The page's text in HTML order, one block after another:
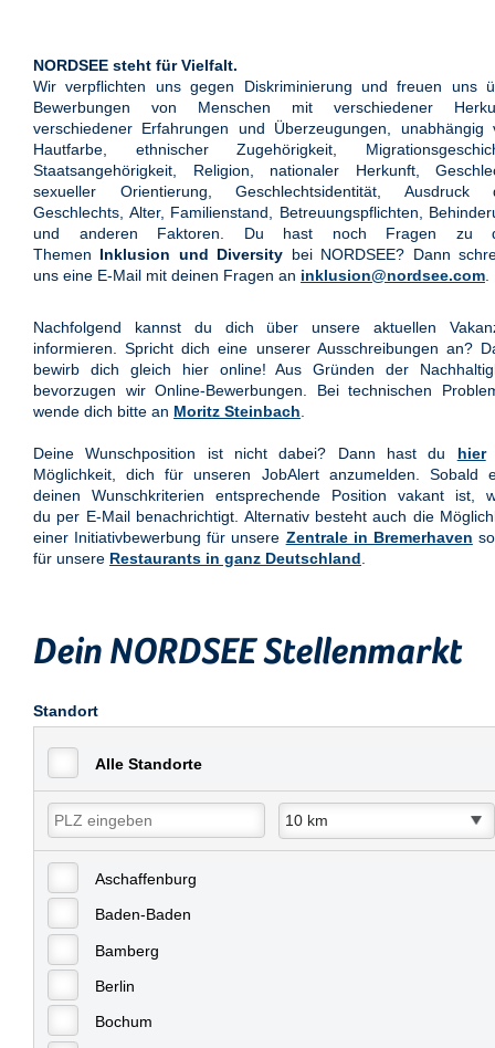
NORDSEE steht für Vielfalt.
Wir verpflichten uns gegen Diskriminierung und freuen uns
Bewerbungen von Menschen mit verschiedener
verschiedener Erfahrungen und Überzeugungen, unabhängig
Hautfarbe, ethnischer Zugehörigkeit,
Staatsangehörigkeit, Religion, nationaler Herkunft,
sexueller Orientierung, Geschlechtsidentität, Ausdruck
Geschlechts, Alter, Familienstand, Betreuungspflichten,
und anderen Faktoren. Du hast noch Fragen zu
Themen Inklusion und Diversity bei NORDSEE? Dann
uns eine E-Mail mit deinen Fragen an inklusion@nordsee.com
Nachfolgend kannst du dich über unsere aktuellen
informieren. Spricht dich eine unserer Ausschreibungen an?
bewirb dich gleich hier online! Aus Gründen der
bevorzugen wir Online-Bewerbungen. Bei technischen
wende dich bitte an Moritz Steinbach
Deine Wunschposition ist nicht dabei? Dann hast du hier
Möglichkeit, dich für unseren JobAlert anzumelden. Sobald
deinen Wunschkriterien entsprechende Position vakant ist,
du per E-Mail benachrichtigt. Alternativ besteht auch die
einer Initiativbewerbung für unsere Zentrale in Bremerhaven
für unsere Restaurants in ganz Deutschland
Dein NORDSEE Stellenmarkt
Standort
Alle Standorte
Aschaffenburg
Baden-Baden
Bamberg
Berlin
Bochum